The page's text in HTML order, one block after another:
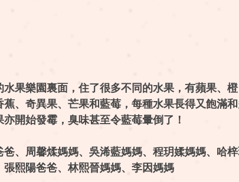
果樂園裏面，住了很多不同的水果，有蘋果、
、奇異果、芒果和藍莓，每種水果長得又飽滿
開始發霉，臭味甚至令藍莓暈倒了！
、周馨煣媽媽、吳浠藍媽媽、程玥媃媽媽、哈
熙陽爸爸、林熙晉媽媽、李因媽媽